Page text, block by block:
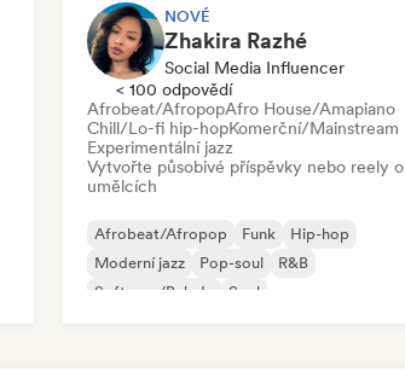
NOVÉ
Zhakira Razhé
Social Media Influencer
< 100 odpovědí
Afrobeat/AfropopAfro House/Amapiano
Chill/Lo-fi hip-hopKomerční/Mainstream
Experimentální jazz
Vytvořte působivé příspěvky nebo reely o
umělcích
Afrobeat/Afropop Funk
Hip-hop
Moderní jazz
Pop-soul
R&B
Soft pop/Balada
Soul